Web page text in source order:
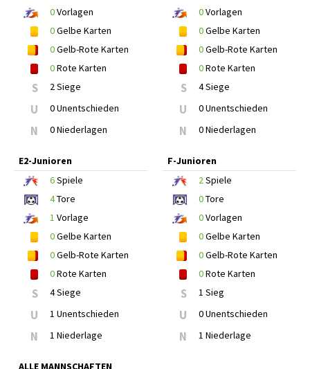
0Vorlagen
0Gelbe Karten
0Gelb-Rote Karten
0Rote Karten
S 2 Siege
U 0 Unentschieden
N 0 Niederlagen
0Vorlagen
0Gelbe Karten
0Gelb-Rote Karten
0Rote Karten
S 4 Siege
U 0 Unentschieden
N 0 Niederlagen
E2-Junioren
6Spiele
4Tore
1 Vorlage
0Gelbe Karten
0Gelb-Rote Karten
0Rote Karten
S 4 Siege
U 1 Unentschieden
N 1 Niederlage
F-Junioren
2 Spiele
0Tore
0Vorlagen
0Gelbe Karten
0Gelb-Rote Karten
0Rote Karten
S 1 Sieg
U 0 Unentschieden
N 1 Niederlage
ALLE MANNSCHAFTEN